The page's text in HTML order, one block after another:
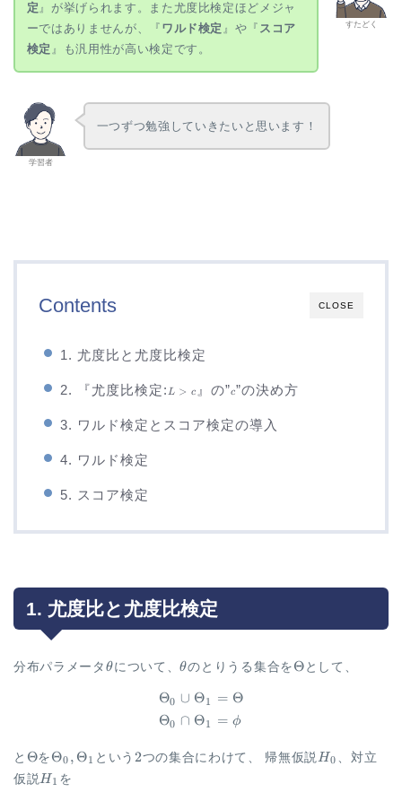
すたどく
定 』が挙げられます。また尤度比検定ほどメジャ
ーではありませんが、『 ワルド検定 』や『 スコア
検定 』も汎用性が高い検定です。
学習者
一つずつ勉強していきたいと思います！
CLOSE
Contents
1. 尤度比と尤度比検定
2. 『尤度比検定: L
\gt
L > c 』の” c
c”の決め方
3. ワルド検定とスコア検定の導入
4. ワルド検定
5. スコア検定
1. 尤度比と尤度比検定
分布パラメータ \theta
θについて、\theta
θのとりうる集合を \Theta
Θ として、
\begin{aligned} \Theta_0
Θ0 ∪ Θ1
Θ0 ∩ Θ1
= Θ
= ϕ
と \Theta
Θを \Theta_0,
\Theta_1
Θ0 , Θ1 という 2
2つの集合にわけて、 帰無仮説 H_0
H0
、対立
仮説 H_1
H1 を